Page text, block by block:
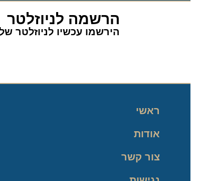
הרשמה לניוזלטר
הירשמו עכשיו לניוזלטר
ראשי
אודות
צור קשר